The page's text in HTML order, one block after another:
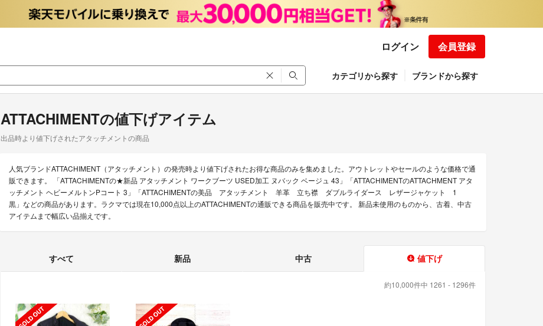
ログイン 会員登録
カテゴリから探す ブランドから探す
ATTACHIMENTの値下げアイテム
出品時より値下げされたアタッチメントの商品
人気ブランドATTACHIMENT（アタッチメント）の発売時より値下げされたお得な商品のみを集めました。アウトレットやセールのような価格で通
販できます。 「ATTACHIMENTの★新品 アタッチメント ワークブーツ USED加工 ヌバック ベージュ 43」「ATTACHIMENTのATTACHMENT アタ
ッチメント ヘビーメルトンPコート 3」「ATTACHIMENTの美品 アタッチメント 羊革 立ち襟 ダブルライダース レザージャケット 1
黒」などの商品があります。ラクマでは現在10,000点以上のATTACHIMENTの通販できる商品を販売中です。 新品未使用のものから、古着、中古
アイテムまで幅広い品揃えです。
すべて 新品 中古 値下げ
約10,000件中 1261 - 1296件